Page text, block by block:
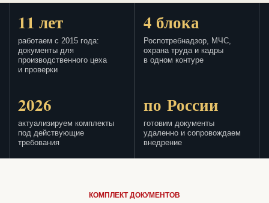
11 лет
работаем с 2015 года:
документы для
производственного цеха
и проверки
4 блока
Роспотребнадзор, МЧС,
охрана труда и кадры
в одном контуре
2026
актуализируем комплекты
под действующие
требования
по России
готовим документы
удаленно и сопровождаем
внедрение
КОМПЛЕКТ ДОКУМЕНТОВ